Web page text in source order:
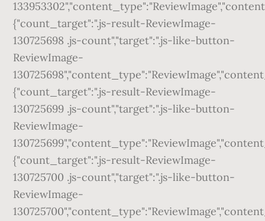
{"count_target":".js-result-ReviewImage-
130725698 .js-count","target":".js-like-button-
ReviewImage-
{"count_target":".js-result-ReviewImage-
130725699 .js-count","target":".js-like-button-
ReviewImage-
{"count_target":".js-result-ReviewImage-
130725700 .js-count","target":".js-like-button-
ReviewImage-